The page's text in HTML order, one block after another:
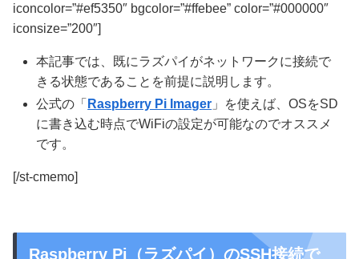
iconcolor=”#ef5350″ bgcolor=”#ffebee” color=”#000000″
iconsize=”200″]
本記事では、既にラズパイがネットワークに接続で
きる状態であることを前提に説明します。
公式の「 Raspberry Pi Imager 」を使えば、OSをSD
に書き込む時点でWiFiの設定が可能なのでオススメ
です。
[/st-cmemo]
Raspberry Pi（ラズパイ）のSSH接続で